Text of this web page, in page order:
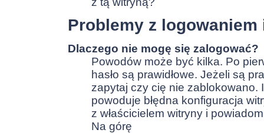
Problemy z
Dlaczego nie mogę się zalogować?
Powodów może być kilka. Po
hasło są prawidłowe. Jeżeli są
zapytaj czy cię nie zablokowano.
powoduje błędna konfiguracja
z właścicielem witryny i
Na górę